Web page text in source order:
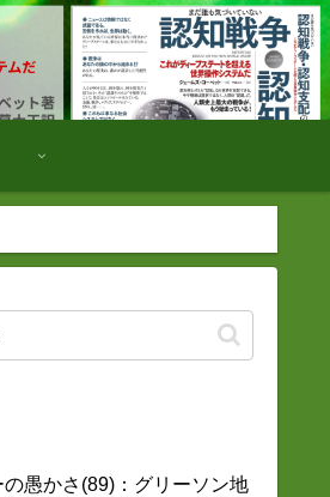
愚かさ(89)：グリーソン地